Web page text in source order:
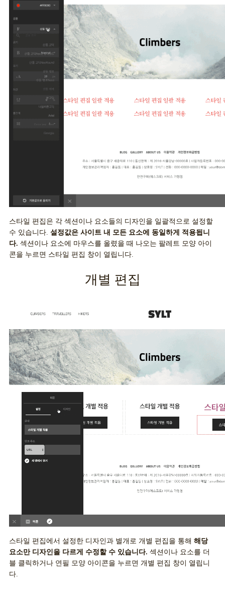
스타일 편집은 각 섹션이나 요소들의 디자인을 일괄적으로 설정할
수 있습니다. 설정값은 사이트 내 모든 요소에 동일하게 적용됩니
다. 섹션이나 요소에 마우스를 올렸을 때 나오는 팔레트 모양 아이
콘을 누르면 스타일 편집 창이 열립니다.
개별 편집
스타일 편집에서 설정한 디자인과 별개로 개별 편집을 통해 해당
요소만 디자인을 다르게 수정할 수 있습니다. 섹션이나 요소를 더
블 클릭하거나 연필 모양 아이콘을 누르면 개별 편집 창이 열립니
다.